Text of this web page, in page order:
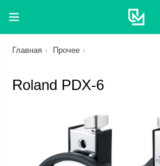
Главная Прочее
Roland PDX-6